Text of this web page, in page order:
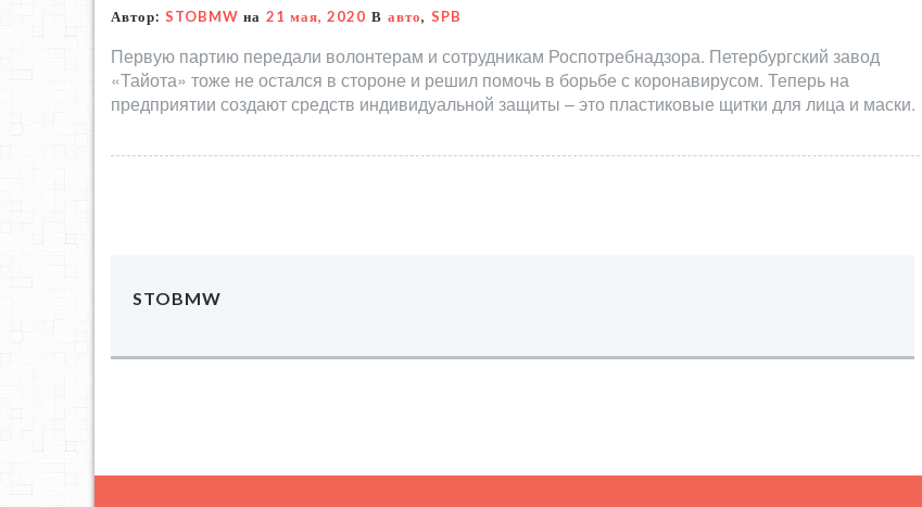
Автор: STOBMW на 21 мая, 2020 В авто, SPB
Первую партию передали волонтерам и сотрудникам Роспотребнадзора. Петербургский завод
«Тайота» тоже не остался в стороне и решил помочь в борьбе с коронавирусом. Теперь на
предприятии создают средств индивидуальной защиты – это пластиковые щитки для лица и маски.
STOBMW